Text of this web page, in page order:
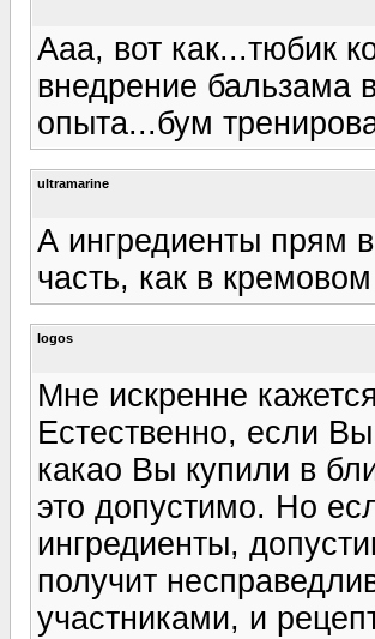
Ааа, вот как...тюбик
внедрение бальзама
опыта...бум
ultramarine
А ингредиенты прям
часть, как в
logos
Мне искренне
Естественно, если
какао Вы купили в
это допустимо. Но
ингредиенты,
получит
участниками, и